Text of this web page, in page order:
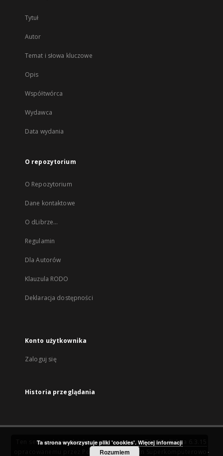
Tytuł
Autor
Temat i słowa kluczowe
Opis
Współtwórca
Wydawca
Data wydania
O repozytorium
O Repozytorium
Dane kontaktowe
O dLibrze...
Regulamin
Dla Autorów
Klauzula RODO
Deklaracja dostępności
Konto użytkownika
Zaloguj się
Historia przeglądania
Ten serwis działa dzięki oprogramowaniuDInGO dLibra 6.3.15
Poznańskie Centrum Superkomputerowo-
Ta strona wykorzystuje pliki 'cookies'. Więcej informacji
Rozumiem